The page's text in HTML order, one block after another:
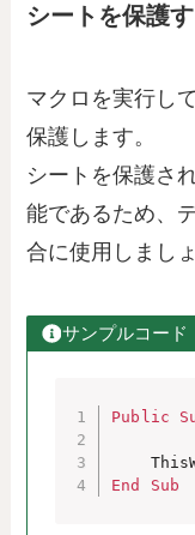
シートを保護
マクロを実行し
保護します。
シートを保護さ
能であるため、
合に使用しましょ
サンプルコード
Public
End
Sub